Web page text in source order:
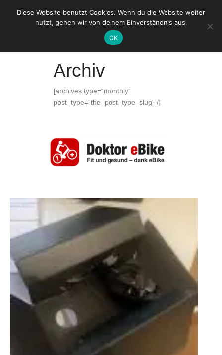
Archiv
[archives type=“monthly“
post_type=“the_post_type_slug“ /]
Diese Website benutzt Cookies. Wenn du die Website weiter
nutzt, gehen wir von deinem Einverständnis aus.
OK